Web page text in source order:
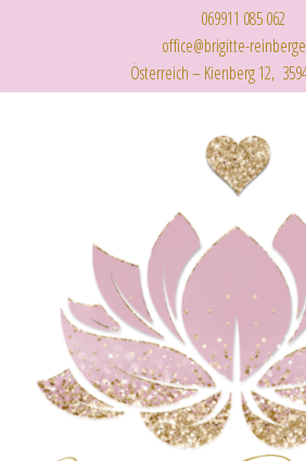
069911 085 062
office@brigitte-
Österreich – Kienberg 12,